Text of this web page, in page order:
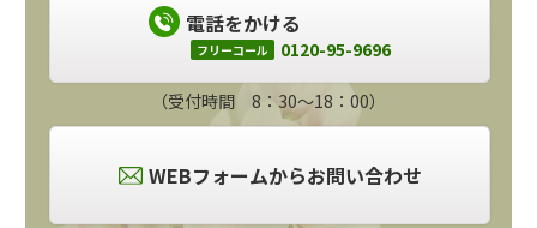
電話をかける
フリーコール 0120-95-9696
（受付時間 8：30～18：00）
WEBフォームからお問い合わせ